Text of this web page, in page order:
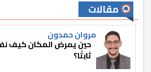
مقالات
مروان حمدون
حين يمرض المكان كيف
ثابتًا؟